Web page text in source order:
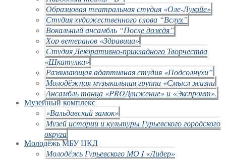
Образцовая театральная студия «Оле-Лукойе»
Студия художественного слова “Вслух”
Вокальный ансамбль “После дождя”
Хор ветеранов «Здравица»
Студия Декоративно-прикладного Творчества
«Шкатулка»
Развивающая адаптивная студия «Подсолнухи”
Молодёжная музыкальная группа «Смысл жизни
Ансамбль танца «PROДвижение» и «Экспромт».
Музейный комплекс
«Вальдавский замок»
Музей истории и культуры Гурьевского городского
округа
Молодёжь МБУ ЦКД
Молодёжь Гурьевского МО I «Лидер»